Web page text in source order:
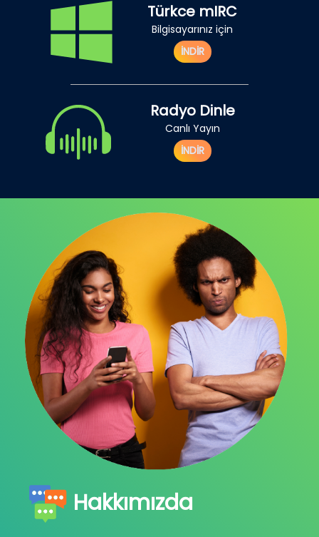
Türkce mIRC
Bilgisayarınız için
İNDİR
Radyo Dinle
Canlı Yayın
İNDİR
Hakkımızda